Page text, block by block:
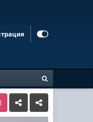
LivejournalOdnoklassniki